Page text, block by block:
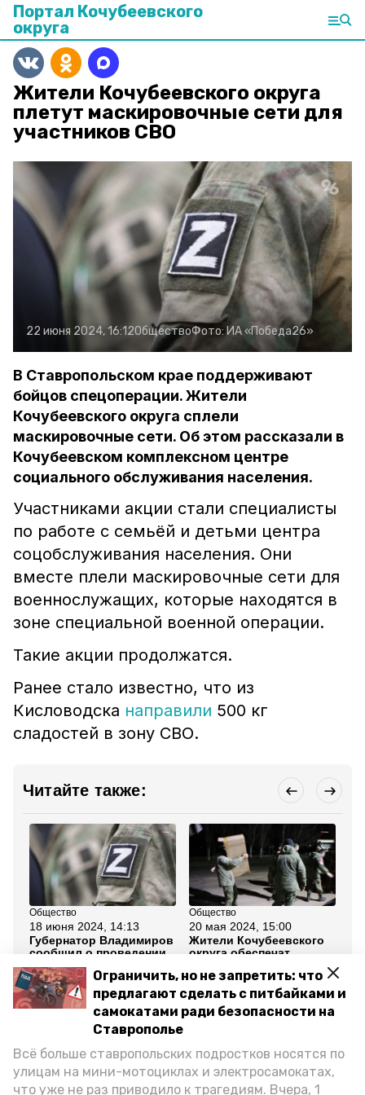
Ограничить, но не запретить: что
предлагают сделать с питбайками и
самокатами ради безопасности на
Ставрополье
Всё больше ставропольских подростков носятся по
улицам на мини-мотоциклах и электросамокатах,
что уже не раз приводило к трагедиям. Вчера, 1
Портал Кочубеевского
округа
Жители Кочубеевского округа
плетут маскировочные сети для
участников СВО
22 июня 2024, 16:12ОбществоФото: ИА «Победа26»
В Ставропольском крае поддерживают
бойцов спецоперации. Жители
Кочубеевского округа сплели
маскировочные сети. Об этом рассказали в
Кочубеевском комплексном центре
социального обслуживания населения.
Участниками акции стали специалисты
по работе с семьёй и детьми центра
соцобслуживания населения. Они
вместе плели маскировочные сети для
военнослужащих, которые находятся в
зоне специальной военной операции.
Такие акции продолжатся.
Ранее стало известно, что из
Кисловодска направили 500 кг
сладостей в зону СВО.
Читайте также:
Общество
18 июня 2024, 14:13
Губернатор Владимиров
сообщил о проведении
на Ставрополье
соревнований для
ветеранов СВО
Общество
20 мая 2024, 15:00
Жители Кочубеевского
округа обеспечат
военнослужащих в зоне
СВО
Все новости
сво маскировочные сети